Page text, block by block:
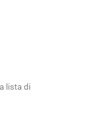
lista di